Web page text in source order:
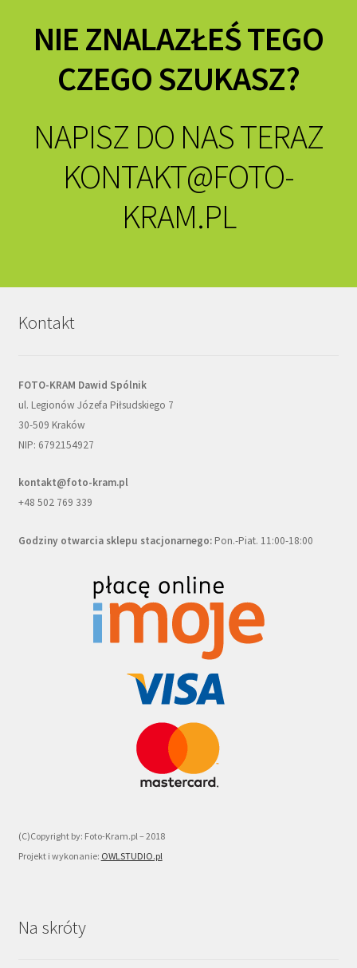
NIE ZNALAZŁEŚ TEGO
CZEGO SZUKASZ?
NAPISZ DO NAS TERAZ
KONTAKT@FOTO-
KRAM.PL
Kontakt
FOTO-KRAM Dawid Spólnik
ul. Legionów Józefa Piłsudskiego 7
30-509 Kraków
NIP: 6792154927
kontakt@foto-kram.pl
+48 502 769 339
Godziny otwarcia sklepu stacjonarnego:Pon.-Piat. 11:00-18:00
(C)Copyright by: Foto-Kram.pl – 2018
Projekt i wykonanie: OWLSTUDIO.pl
Na skróty